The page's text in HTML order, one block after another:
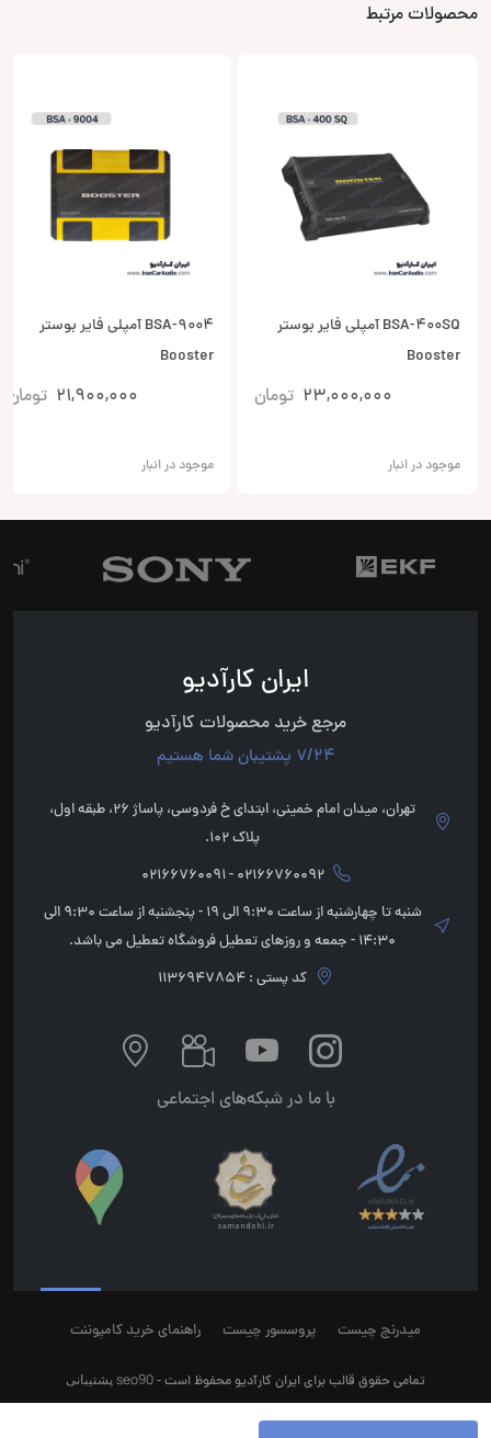
محصولات مرتبط
BSA-400SQ آمپلی فایر بوستر
Booster
23,000,000 تومان
موجود در انبار
BSA-9004 آمپلی فایر بوستر
Booster
21,900,000 تومان
موجود در انبار
ایران کارآدیو
مرجع خرید محصولات کارآدیو
7/24 پشتیبان شما هستیم
تهران، میدان امام خمینی، ابتدای خ فردوسی، پاساژ 26، طبقه اول،
پلاک 102.
02166760092 - 02166760091
شنبه تا چهارشنبه از ساعت 9:30 الی 19 - پنجشنبه از ساعت 9:30 الی
14:30 - جمعه و روزهای تعطیل فروشگاه تعطیل می باشد.
کد پستی : 1136947854
با ما در شبکه‌های اجتماعی
میدرنج چیست پروسسور چیست راهنمای خرید کامپوننت
تمامی حقوق قالب برای ایران کارآدیو محفوظ است -seo90پشتیبانی